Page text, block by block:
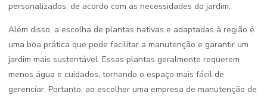
personalizados, de acordo com as necessidades do jardim.
Além disso, a escolha de plantas nativas e adaptadas à região é
uma boa prática que pode facilitar a manutenção e garantir um
jardim mais sustentável. Essas plantas geralmente requerem
menos água e cuidados, tornando o espaço mais fácil de
gerenciar. Portanto, ao escolher uma empresa de manutenção de